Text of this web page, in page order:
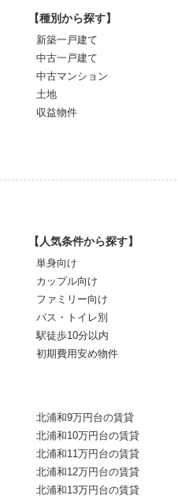
【種別から探す】
新築一戸建て
中古一戸建て
中古マンション
土地
収益物件
【人気条件から探す】
単身向け
カップル向け
ファミリー向け
バス・トイレ別
駅徒歩10分以内
初期費用安め物件
北浦和9万円台の賃貸
北浦和10万円台の賃貸
北浦和11万円台の賃貸
北浦和12万円台の賃貸
北浦和13万円台の賃貸